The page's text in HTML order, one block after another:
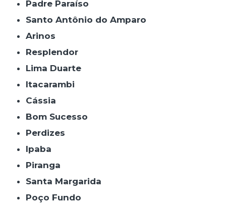
Padre Paraíso
Santo Antônio do Amparo
Arinos
Resplendor
Lima Duarte
Itacarambi
Cássia
Bom Sucesso
Perdizes
Ipaba
Piranga
Santa Margarida
Poço Fundo